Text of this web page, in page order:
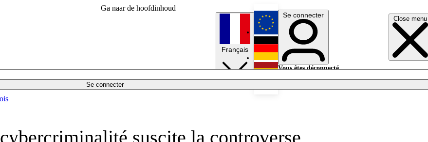
Ga naar de hoofdinhoud
Close menu
Se connecter
Français
English
Deutsch
Se connecter
Vous êtes déconnecté.
suscite la controverse